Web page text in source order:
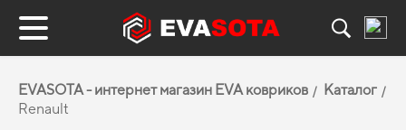
EVASOTA - интернет магазин EVA ковриков
Каталог
Renault